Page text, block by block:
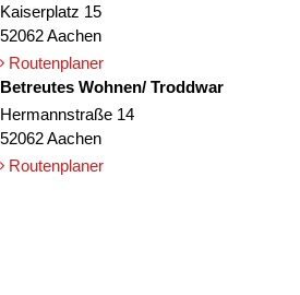
Kaiserplatz 15
52062 Aachen
Routenplaner
Betreutes Wohnen/ Troddwar
Hermannstraße 14
52062 Aachen
Routenplaner